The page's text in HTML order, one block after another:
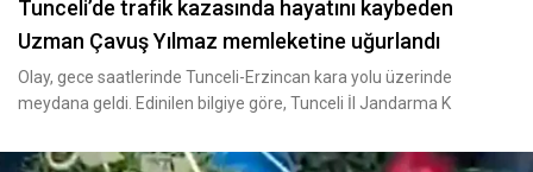
Tunceli’de trafik kazasında hayatını kaybeden
Uzman Çavuş Yılmaz memleketine uğurlandı
Olay, gece saatlerinde Tunceli-Erzincan kara yolu üzerinde
meydana geldi. Edinilen bilgiye göre, Tunceli İl Jandarma K